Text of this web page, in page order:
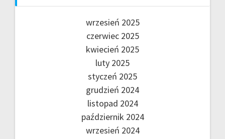
wrzesień 2025
czerwiec 2025
kwiecień 2025
luty 2025
styczeń 2025
grudzień 2024
listopad 2024
październik 2024
wrzesień 2024